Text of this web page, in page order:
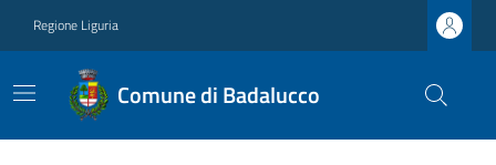
Regione Liguria
Comune di Badalucco